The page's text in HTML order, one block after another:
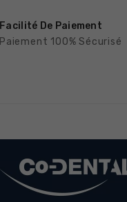
Facilité De Paiement
Paiement 100% Sécurisé